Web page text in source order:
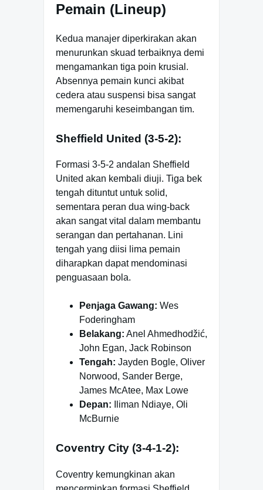
Pemain (Lineup)
Kedua manajer diperkirakan akan
menurunkan skuad terbaiknya demi
mengamankan tiga poin krusial.
Absennya pemain kunci akibat
cedera atau suspensi bisa sangat
memengaruhi keseimbangan tim.
Sheffield United (3-5-2):
Formasi 3-5-2 andalan Sheffield
United akan kembali diuji. Tiga bek
tengah dituntut untuk solid,
sementara peran dua wing-back
akan sangat vital dalam membantu
serangan dan pertahanan. Lini
tengah yang diisi lima pemain
diharapkan dapat mendominasi
penguasaan bola.
Penjaga Gawang: Wes
Foderingham
Belakang: Anel Ahmedhodžić,
John Egan, Jack Robinson
Tengah: Jayden Bogle, Oliver
Norwood, Sander Berge,
James McAtee, Max Lowe
Depan: Iliman Ndiaye, Oli
McBurnie
Coventry City (3-4-1-2):
Coventry kemungkinan akan